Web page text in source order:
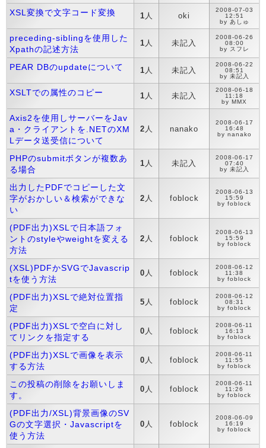
XSL変換で文字コード変換 1 人 oki
2008-07-03
12:51
by あしゅ
preceding-siblingを使用した
Xpathの記述方法
1 人 未記入
2008-06-26
08:00
by スフレ
PEAR DBのupdateについて 1 人 未記入
2008-06-22
08:51
by 未記入
XSLTでの属性のコピー 1 人 未記入
2008-06-18
11:18
by MMX
Axis2を使用しサーバーをJav
a・クライアントを.NETのXM
Lデータ送受信について
2 人 nanako
2008-06-17
16:48
by nanako
PHPのsubmitボタンが複数あ
る場合
1 人 未記入
2008-06-17
07:40
by 未記入
出力したPDFでコピーした文
字がおかしい＆検索ができな
い
2 人 foblock
2008-06-13
15:59
by foblock
(PDF出力)XSLで日本語フォ
ントのstyleやweightを変える
方法
2 人 foblock
2008-06-13
15:59
by foblock
(XSL)PDFかSVGでJavascrip
tを使う方法
0 人 foblock
2008-06-12
11:38
by foblock
(PDF出力)XSLで絶対位置指
定
5 人 foblock
2008-06-12
08:31
by foblock
(PDF出力)XSLで空白に対し
てリンクを指定する
0 人 foblock
2008-06-11
16:13
by foblock
(PDF出力)XSLで画像を表示
する方法
0 人 foblock
2008-06-11
11:55
by foblock
この投稿の削除をお願いしま
す。
0 人 foblock
2008-06-11
11:26
by foblock
(PDF出力/XSL)背景画像のSV
Gの文字選択・Javascriptを
使う方法
0 人 foblock
2008-06-09
16:19
by foblock